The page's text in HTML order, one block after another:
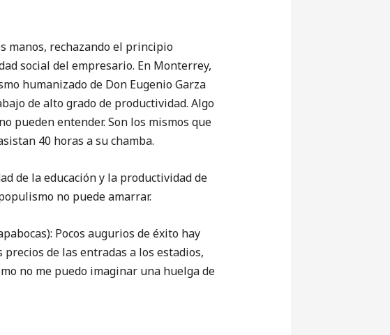
manos, rechazando el principio
social del empresario. En Monterrey,
humanizado de Don Eugenio Garza
de alto grado de productividad. Algo
pueden entender. Son los mismos que
40 horas a su chamba.
de la educación y la productividad de
no puede amarrar.
Pocos augurios de éxito hay
de las entradas a los estadios,
no me puedo imaginar una huelga de